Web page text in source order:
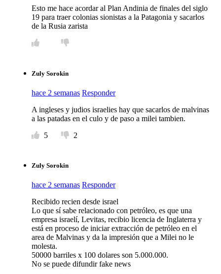
Esto me hace acordar al Plan Andinia de finales del siglo
19 para traer colonias sionistas a la Patagonia y sacarlos
de la Rusia zarista
Zuly Sorokin
hace 2 semanas Responder
A ingleses y judios israelies hay que sacarlos de malvinas
a las patadas en el culo y de paso a milei tambien.
5
2
Zuly Sorokin
hace 2 semanas Responder
Recibido recien desde israel
Lo que sí sabe relacionado con petróleo, es que una
empresa israelí, Levitas, recibio licencia de Inglaterra y
está en proceso de iniciar extracción de petróleo en el
area de Malvinas y da la impresión que a Milei no le
molesta.
50000 barriles x 100 dolares son 5.000.000.
No se puede difundir fake news